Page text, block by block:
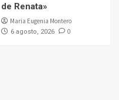
de Renata»
Maria Eugenia Montero
6 agosto, 2026 0